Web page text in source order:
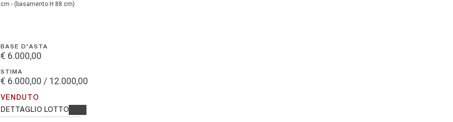
cm - (basamento H 88 cm)
BASE D'ASTA
€ 6.000,00
STIMA
€ 6.000,00 / 12.000,00
VENDUTO
DETTAGLIO LOTTO